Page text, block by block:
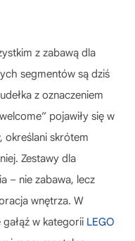
z zabawą dla
segmentów są dziś
z oznaczeniem
pojawiły się w
określani skrótem
Zestawy dla
– nie zabawa, lecz
wnętrza. W
gałąź w kategorii LEGO